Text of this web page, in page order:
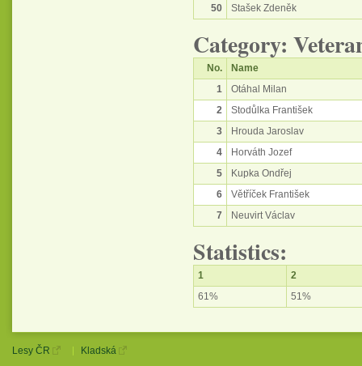
50
Stašek Zdeněk
Category:
No.
Name
1
Otáhal Milan
2
Stodůlka František
3
Hrouda Jaroslav
4
Horváth Jozef
5
Kupka Ondřej
6
Větříček František
7
Neuvirt Václav
Statistics:
1
2
61%
51%
Lesy ČR Kladská